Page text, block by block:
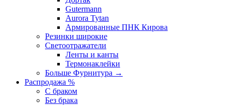
Gutermann
Aurora Tytan
Армированные ПНК Кирова
Резинки широкие
Светоотражатели
Ленты и канты
Термонаклейки
Больше Фурнитура →
Распродажа %
С браком
Без брака